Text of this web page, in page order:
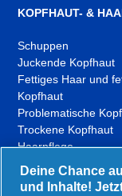
KOPFHAUT- &
Schuppen
Juckende Kopfhaut
Fettiges Haar und
Kopfhaut
Problematische
Trockene Kopfhaut
Haarpflege
Deine Chance
und Inhalte!